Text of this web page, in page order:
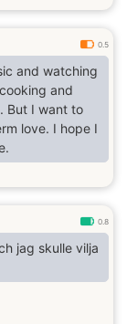
I can laugh,
0.5
and watching
and
But I want to
love. I hope I
0.8
jag skulle vilja